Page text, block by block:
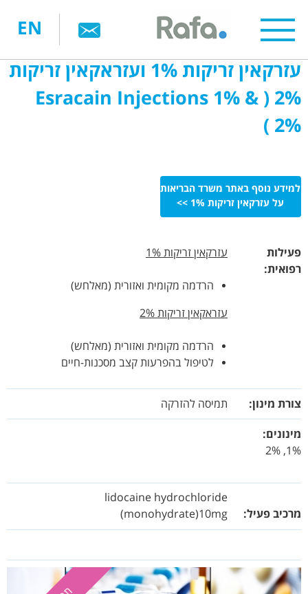
לתוכן
EN
עזרקאין זריקות 1% ועזראקאין זריקות
2% ( Esracain Injections 1% &
2% )
למידע נוסף באתר משרד הבריאות
על עזרקאין זריקות 1% >>
פעילות
רפואית:
עזרקאין זריקות 1%
הרדמה מקומית ואזורית (מאלחש)
עזראקאין זריקות 2%
הרדמה מקומית ואזורית (מאלחש)
לטיפול בהפרעות קצב מסכנות-חיים
צורת מינון: תמיסה להזרקה
מינונים:
1%, 2%
מרכיב פעיל:
lidocaine hydrochloride
(monohydrate)10mg